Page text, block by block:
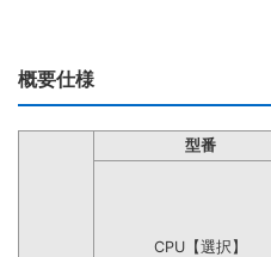
概要仕様
型番
CPU【選択】